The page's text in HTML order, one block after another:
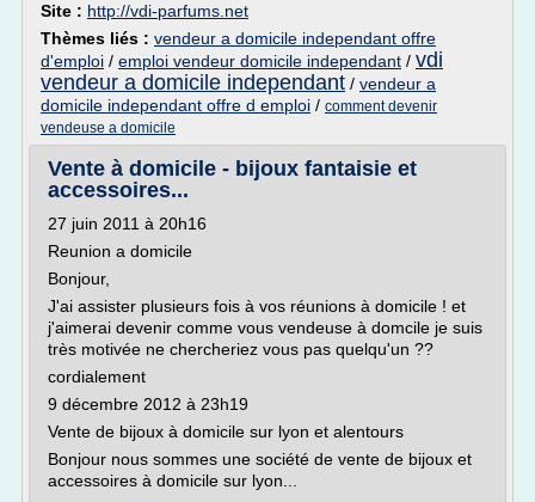
Site : http://vdi-parfums.net
Thèmes liés : vendeur a domicile independant offre
d'emploi / emploi vendeur domicile independant / vdi
vendeur a domicile independant / vendeur a
domicile independant offre d emploi / comment devenir
vendeuse a domicile
Vente à domicile - bijoux fantaisie et
accessoires...
27 juin 2011 à 20h16
Reunion a domicile
Bonjour,
J'ai assister plusieurs fois à vos réunions à domicile ! et
j'aimerai devenir comme vous vendeuse à domcile je suis
très motivée ne chercheriez vous pas quelqu'un ??
cordialement
9 décembre 2012 à 23h19
Vente de bijoux à domicile sur lyon et alentours
Bonjour nous sommes une société de vente de bijoux et
accessoires à domicile sur lyon...